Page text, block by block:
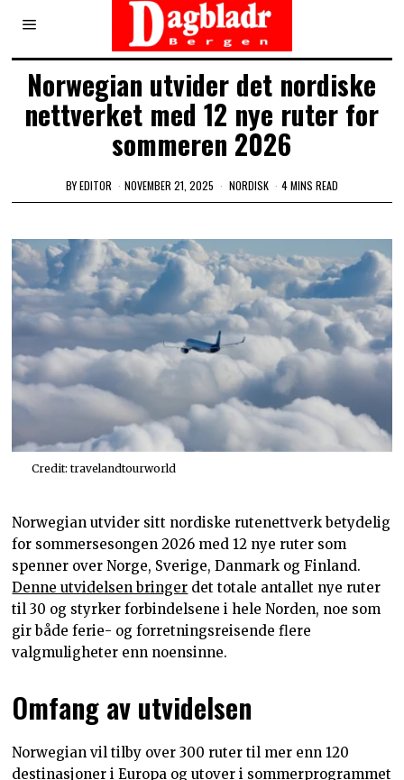
Norwegian utvider det nordiske
nettverket med 12 nye ruter for
sommeren 2026
BYEDITOR NOVEMBER 21, 2025 NORDISK 4 MINS READ
Credit: travelandtourworld
Norwegian utvider sitt nordiske rutenettverk betydelig
for sommersesongen 2026 med 12 nye ruter som
spenner over Norge, Sverige, Danmark og Finland.
Denne utvidelsen bringer det totale antallet nye ruter
til 30 og styrker forbindelsene i hele Norden, noe som
gir både ferie- og forretningsreisende flere
valgmuligheter enn noensinne.
Omfang av utvidelsen
Norwegian vil tilby over 300 ruter til mer enn 120
destinasjoner i Europa og utover i sommerprogrammet